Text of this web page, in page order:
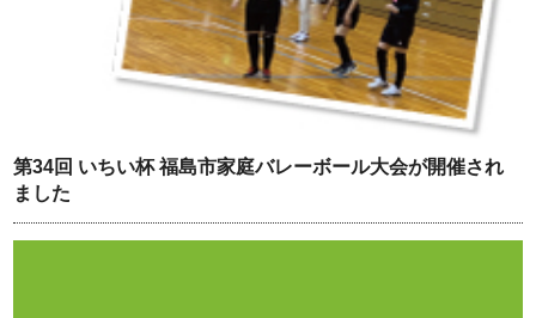
第34回 いちい杯 福島市家庭バレーボール大会が開催され
ました